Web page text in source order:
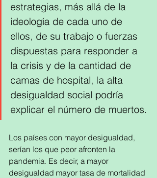
estrategias, más allá de la
ideología de cada uno de
ellos, de su trabajo o fuerzas
dispuestas para responder a
la crisis y de la cantidad de
camas de hospital, la alta
desigualdad social podría
explicar el número de muertos.
Los países con mayor desigualdad,
serían los que peor afronten la
pandemia. Es decir, a mayor
desigualdad mayor tasa de mortalidad